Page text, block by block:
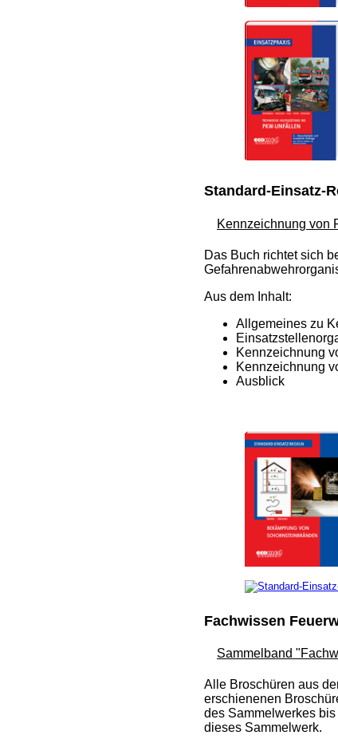
Standard-Einsatz-
Kennzeichnung von
Das Buch richtet sich
Aus dem Inhalt:
Allgemeines zu
Kennzeichnung
Kennzeichnung
Ausblick
Fachwissen
Sammelband
Alle Broschüren aus
erschienenen
des Sammelwerkes
dieses Sammelwerk.